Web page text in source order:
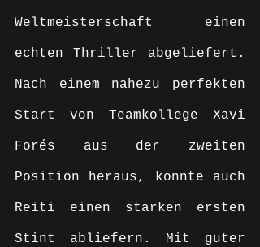
Weltmeisterschaft einen
echten Thriller abgeliefert.
Nach einem nahezu perfekten
Start von Teamkollege Xavi
Forés aus der zweiten
Position heraus, konnte auch
Reiti einen starken ersten
Stint abliefern. Mit guter